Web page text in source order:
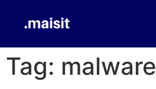
Tag: malware